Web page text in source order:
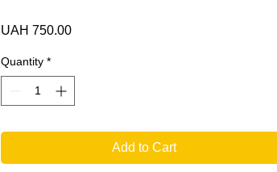
UAH 750.00Price
Quantity *
Add to Cart